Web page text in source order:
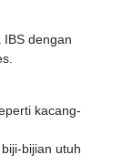
dengan
kacang-
bijian utuh